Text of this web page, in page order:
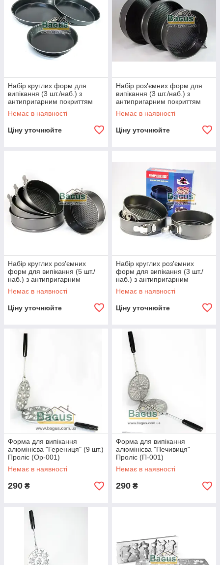
Набір круглих форм для
випікання (3 шт./наб.) з
антипригарним покриттям
28,32,36 см Empire (EM-
9841)
Немає в наявності
Ціну уточнюйте
Набір роз'ємних форм для
випікання (3 шт./наб.) з
антипригарним покриттям
22,24,26 см Empire
(ЕМ-9845)
Немає в наявності
Ціну уточнюйте
Набір круглих роз'ємних
форм для випікання (5 шт./
наб.) з антипригарним
покриттям 18,20,22,24,26
Empire EM-9846
Немає в наявності
Ціну уточнюйте
Набір круглих роз'ємних
форм для випікання (3 шт./
наб.) з антипригарним
покриттям 18,20,22 см
Empire (EM-9847)
Немає в наявності
Ціну уточнюйте
Форма для випікання
алюмінієва "Герениця" (9 шт.)
Проліс (Ор-001)
Немає в наявності
290 ₴
Форма для випікання
алюмінієва "Печивиця"
Проліс (П-001)
Немає в наявності
290 ₴